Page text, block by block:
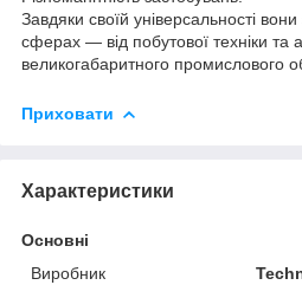
Завдяки своїй універсальності
сферах — від побутової техніки та
великогабаритного промислового
Приховати
Характеристики
Основні
Виробник